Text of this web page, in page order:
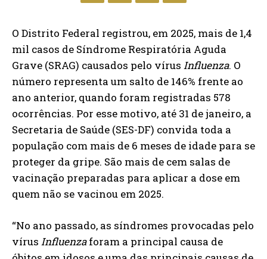
O Distrito Federal registrou, em 2025, mais de 1,4
mil casos de Síndrome Respiratória Aguda
Grave (SRAG) causados pelo vírus Influenza. O
número representa um salto de 146% frente ao
ano anterior, quando foram registradas 578
ocorrências. Por esse motivo, até 31 de janeiro, a
Secretaria de Saúde (SES-DF) convida toda a
população com mais de 6 meses de idade para se
proteger da gripe. São mais de cem salas de
vacinação preparadas para aplicar a dose em
quem não se vacinou em 2025.
“No ano passado, as síndromes provocadas pelo
vírus Influenzaforam a principal causa de